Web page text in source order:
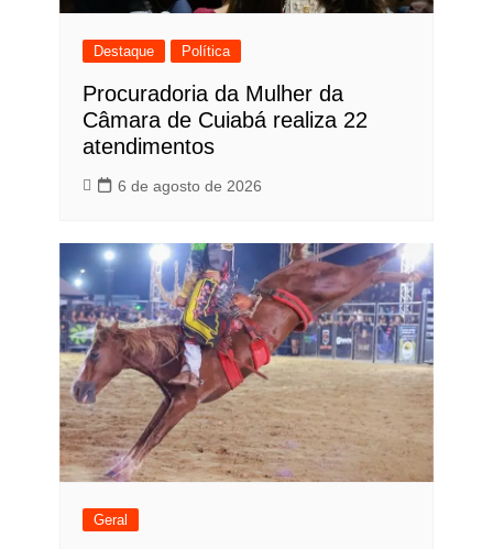
Destaque Política
Procuradoria da Mulher da
Câmara de Cuiabá realiza 22
atendimentos
6 de agosto de 2026
Geral